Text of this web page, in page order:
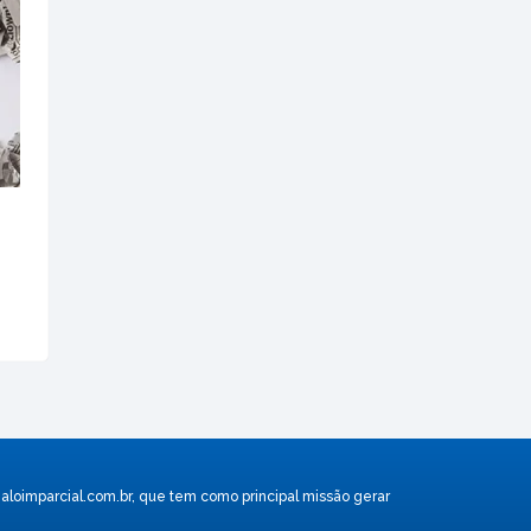
, que tem como principal missão gerar